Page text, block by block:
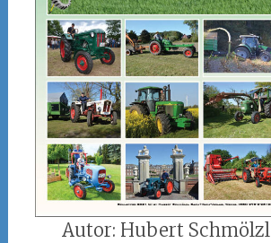
Autor: Hubert Schmölzl